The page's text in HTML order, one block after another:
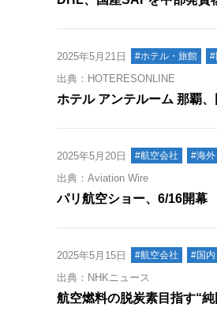
2025年5月21日 #ホテル・旅館 #
出典：HOTERESONLINE
ホテル アンテルーム 那覇
2025年5月20日 #航空会社 #海外
出典：Aviation Wire
パリ航空ショー、6/16開
2025年5月15日 #航空会社 #国内
出典：NHKニュース
航空燃料の脱炭素目指す“